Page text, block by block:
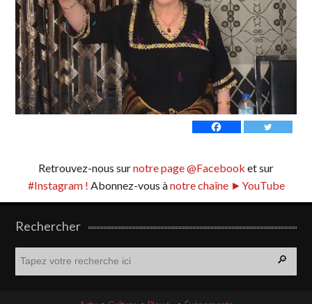
Retrouvez-nous surnotre page @Facebook et sur
#Instagram ! Abonnez-vous ànotre chaîne ►YouTube
Rechercher